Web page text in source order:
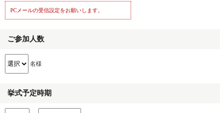
PCメールの受信設定をお願いします。
ご参加人数
名様
挙式予定時期